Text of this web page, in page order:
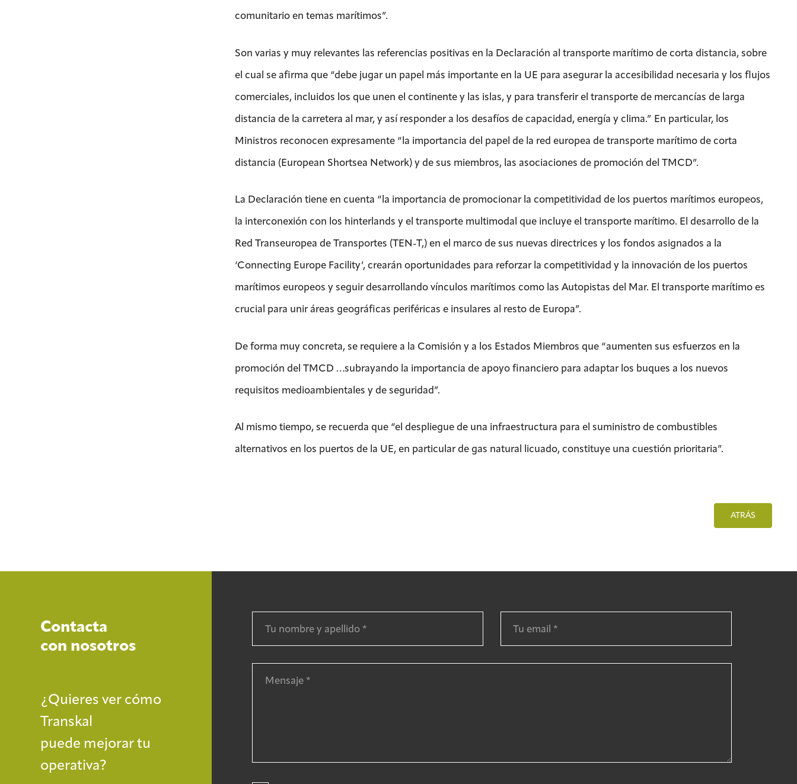
comunitario en temas marítimos”.
Son varias y muy relevantes las referencias positivas en la Declaración al transporte marítimo de corta distancia, sobre
el cual se afirma que “debe jugar un papel más importante en la UE para asegurar la accesibilidad necesaria y los flujos
comerciales, incluidos los que unen el continente y las islas, y para transferir el transporte de mercancías de larga
distancia de la carretera al mar, y así responder a los desafíos de capacidad, energía y clima.” En particular, los
Ministros reconocen expresamente “la importancia del papel de la red europea de transporte marítimo de corta
distancia (European Shortsea Network) y de sus miembros, las asociaciones de promoción del TMCD”.
La Declaración tiene en cuenta “la importancia de promocionar la competitividad de los puertos marítimos europeos,
la interconexión con los hinterlands y el transporte multimodal que incluye el transporte marítimo. El desarrollo de la
Red Transeuropea de Transportes (TEN-T,) en el marco de sus nuevas directrices y los fondos asignados a la
‘Connecting Europe Facility’, crearán oportunidades para reforzar la competitividad y la innovación de los puertos
marítimos europeos y seguir desarrollando vínculos marítimos como las Autopistas del Mar. El transporte marítimo es
crucial para unir áreas geográficas periféricas e insulares al resto de Europa”.
De forma muy concreta, se requiere a la Comisión y a los Estados Miembros que “aumenten sus esfuerzos en la
promoción del TMCD …subrayando la importancia de apoyo financiero para adaptar los buques a los nuevos
requisitos medioambientales y de seguridad”.
Al mismo tiempo, se recuerda que “el despliegue de una infraestructura para el suministro de combustibles
alternativos en los puertos de la UE, en particular de gas natural licuado, constituye una cuestión prioritaria”.
ATRÁS
Contacta
con nosotros
¿Quieres ver cómo
Transkal
puede mejorar tu
operativa?